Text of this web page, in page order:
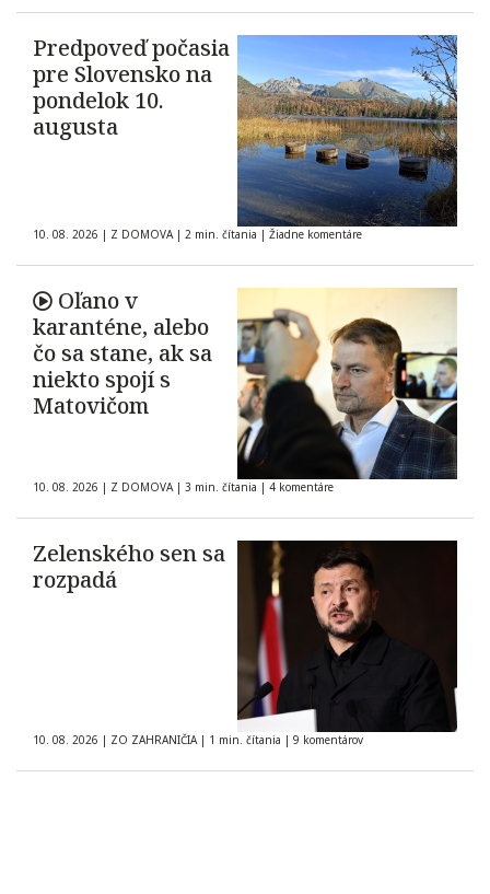
Predpoveď počasia
pre Slovensko na
pondelok 10.
augusta
10. 08. 2026 | Z DOMOVA | 2 min. čítania | Žiadne komentáre
Oľano v
karanténe, alebo
čo sa stane, ak sa
niekto spojí s
Matovičom
10. 08. 2026 | Z DOMOVA | 3 min. čítania | 4 komentáre
Zelenského sen sa
rozpadá
10. 08. 2026 | ZO ZAHRANIČIA | 1 min. čítania | 9 komentárov